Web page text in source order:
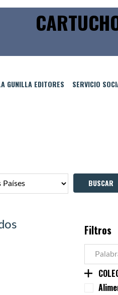
GUNILLA EDITORES SERVICIO
Filtros